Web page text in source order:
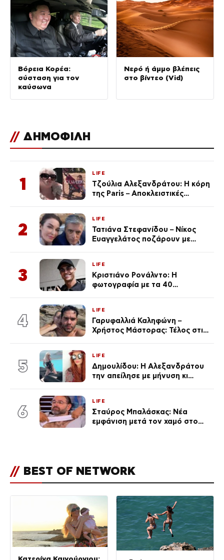
Βόρεια Κορέα:
σύσταση για τον
καύσωνα
Νερό ή άμμο βλέπεις
στο βίντεο (Vid)
// ΔΗΜΟΦΙΛΗ
1
LIFE
Τζούλια Αλεξανδράτου: Η κόρη
της Paris – Αποκλειστικές
2
LIFE
Τατιάνα Στεφανίδου – Νίκος
Ευαγγελάτος ποζάρουν με
3
LIFE
Κριστιάνο Ρονάλντο: Η
φωτογραφία με τα 40
εκ. likes
4
LIFE
Γαρυφαλλιά Καληφώνη –
Χρήστος Μάστορας: Τέλος στις
5
LIFE
Δημουλίδου: Η Αλεξανδράτου
την απείλησε με μήνυση κι
ποια είσαι σοκαρίστικα»
6
LIFE
Σταύρος Μπαλάσκας: Νέα
εμφάνιση μετά τον χαμό στο
// BEST OF NETWORK